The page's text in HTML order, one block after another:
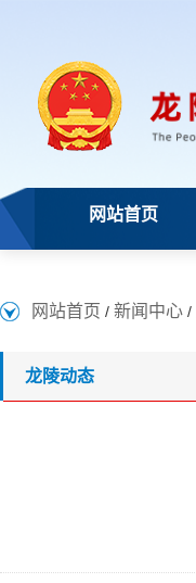
网站首页
网站首页 / 新闻中心 /
龙陵动态